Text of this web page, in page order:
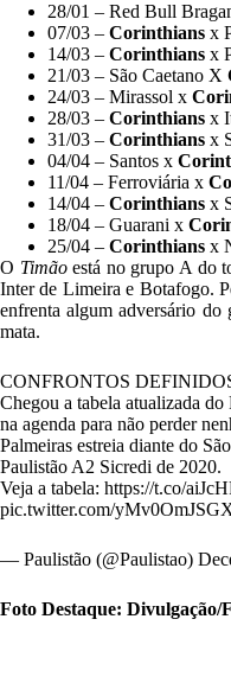
28/01 – Red Bull
07/03 – Corinthians x
14/03 – Corinthians x
21/03 – São Caetano X
24/03 – Mirassol x
28/03 – Corinthians x
31/03 – Corinthians x
04/04 – Santos x
11/04 – Ferroviária x
14/04 – Corinthians x
18/04 – Guarani x
25/04 – Corinthians x
O Timãoestá no grupo A do
Inter de Limeira e Botafogo.
enfrenta algum adversário do
mata.
CONFRONTOS
Chegou a tabela atualizada
na agenda para não perder
Palmeiras estreia diante do
Paulistão A2 Sicredi de 2020.
Veja a tabela: https://t.co/
pic.twitter.com/
— Paulistão (@Paulistao)
Foto Destaque: Divulgação/